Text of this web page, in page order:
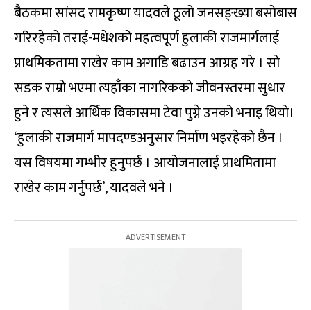
बैठकमा सांसद रामकृष्ण यादवले ठूलो जनसङ्ख्या बसोबास
गरिरहेको तराई-मधेशको महत्वपूर्ण हुलाकी राजमार्गलाई
प्राथमिकतामा राखेर काम अगाडि बढाउन आग्रह गरे । सो
सडक राम्रो भएमा त्यहाँका नागरिकको जीवनस्तरमा सुधार
हुने र त्यसले आर्थिक विकासमा टेवा पुग्ने उनको भनाइ थियो।
‘हुलाकी राजमार्ग मापदण्डअनुसार निर्माण भइरहेको छैन ।
यस विषयमा गम्भीर हुनुपर्छ । आयोजनालाई प्राथमितामा
राखेर काम गर्नुपर्छ’, यादवले भने ।